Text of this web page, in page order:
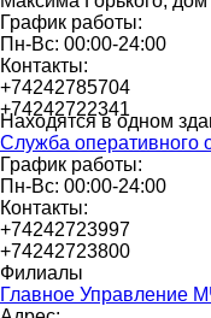
График работы:
Пн-Вс: 00:00-24:00
Контакты:
+74242785704
+74242722341
Находятся в одном
Служба оперативного
График работы:
Пн-Вс: 00:00-24:00
Контакты:
+74242723997
+74242723800
Филиалы
Главное Управление